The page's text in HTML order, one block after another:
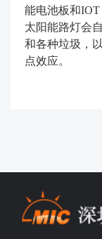
能电池板和IOT
太阳能路灯会
和各种垃圾，
点效应。